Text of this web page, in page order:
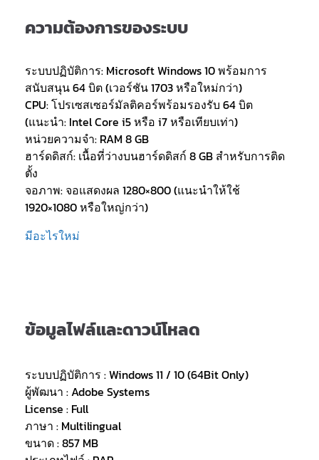
ความต้องการของระบบ
ระบบปฏิบัติการ: Microsoft Windows 10 พร้อมการ
สนับสนุน 64 บิต (เวอร์ชัน 1703 หรือใหม่กว่า)
CPU: โปรเซสเซอร์มัลติคอร์พร้อมรองรับ 64 บิต
(แนะนำ: Intel Core i5 หรือ i7 หรือเทียบเท่า)
หน่วยความจำ: RAM 8 GB
ฮาร์ดดิสก์: เนื้อที่ว่างบนฮาร์ดดิสก์ 8 GB สำหรับการติด
ตั้ง
จอภาพ: จอแสดงผล 1280×800 (แนะนำให้ใช้
1920×1080 หรือใหญ่กว่า)
มีอะไรใหม่
ข้อมูลไฟล์และดาวน์โหลด
ระบบปฏิบัติการ : Windows 11 / 10 (64Bit Only)
ผู้พัฒนา : Adobe Systems
License : Full
ภาษา : Multilingual
ขนาด : 857 MB